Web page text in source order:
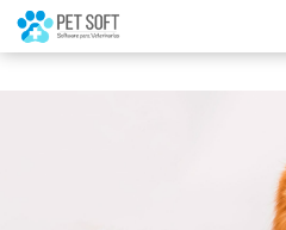
query failed, Table
Query: /*qc=on*/ select * from